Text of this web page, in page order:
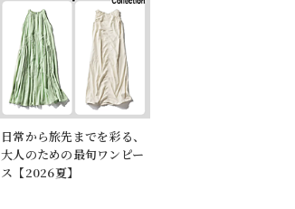
日常から旅先までを彩る、
大人のための最旬ワンピー
ス【2026夏】